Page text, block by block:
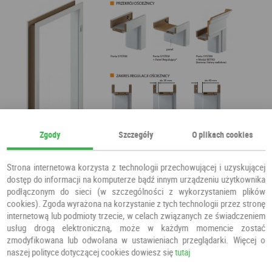
Zgody Szczegóły O plikach cookies
Strona internetowa korzysta z technologii przechowującej i uzyskującej
dostęp do informacji na komputerze bądź innym urządzeniu użytkownika
podłączonym do sieci (w szczególności z wykorzystaniem plików
cookies). Zgoda wyrażona na korzystanie z tych technologii przez stronę
internetową lub podmioty trzecie, w celach związanych ze świadczeniem
usług drogą elektroniczną, może w każdym momencie zostać
zmodyfikowana lub odwołana w ustawieniach przeglądarki. Więcej o
naszej polityce dotyczącej cookies dowiesz siętutaj